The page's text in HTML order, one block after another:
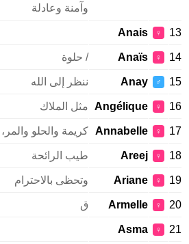
وآمنة وعادلة
13
♀
Anais
14
♀
Anaïs / حلوة
15
♂
Anay ننظر إلى الله
16
♀
Angélique مثل الملاك
17
♀
Annabelle كريمة والحلو
18
♀
Areej طيب الرائحة
19
♀
Ariane وتحظى بالاحترام
20
♀
Armelle ق
21
♀
Asma